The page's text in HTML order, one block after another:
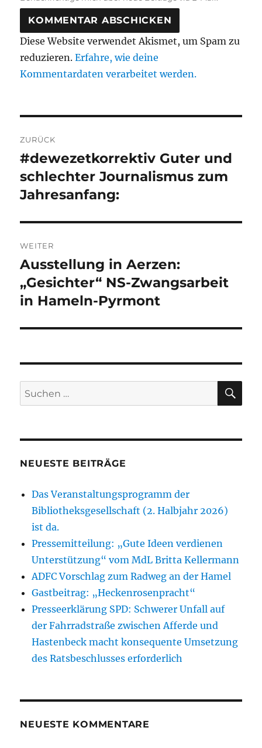
Diese Website verwendet Akismet, um Spam zu
reduzieren.Erfahre, wie deine
Kommentardaten verarbeitet werden.
ZURÜCK
Vorheriger
Beitrag:
#dewezetkorrektiv Guter und
schlechter Journalismus zum
Jahresanfang:
WEITER
Nächster
Beitrag:
Ausstellung in Aerzen:
„Gesichter“ NS-Zwangsarbeit
in Hameln-Pyrmont
Suchen
nach:
NEUESTE BEITRÄGE
Das Veranstaltungsprogramm der
Bibliotheksgesellschaft (2. Halbjahr 2026)
ist da.
Pressemitteilung: „Gute Ideen verdienen
Unterstützung“ vom MdL Britta Kellermann
ADFC Vorschlag zum Radweg an der Hamel
Gastbeitrag: „Heckenrosenpracht“
Presseerklärung SPD: Schwerer Unfall auf
der Fahrradstraße zwischen Afferde und
Hastenbeck macht konsequente Umsetzung
des Ratsbeschlusses erforderlich
NEUESTE KOMMENTARE